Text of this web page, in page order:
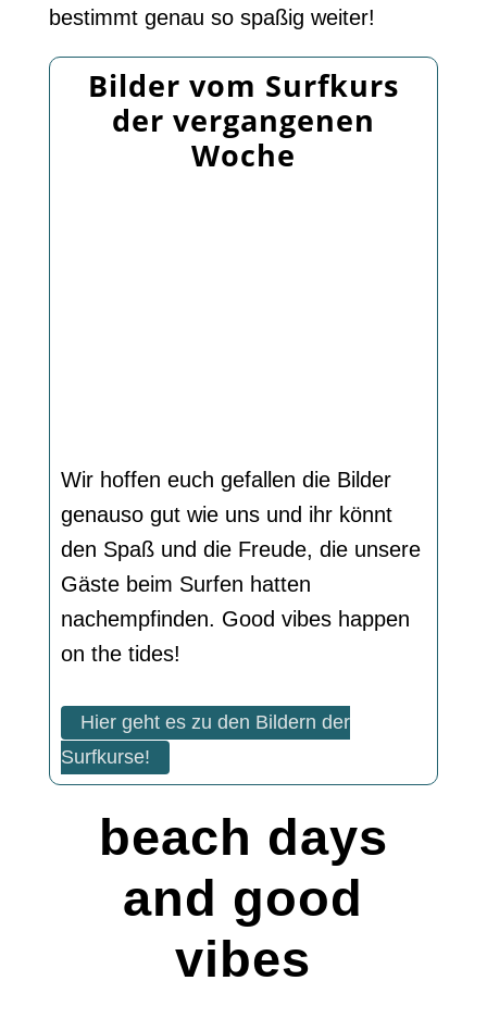
bestimmt genau so spaßig weiter!
Bilder vom Surfkurs
der vergangenen
Woche
Wir hoffen euch gefallen die Bilder
genauso gut wie uns und ihr könnt
den Spaß und die Freude, die unsere
Gäste beim Surfen hatten
nachempfinden. Good vibes happen
on the tides!
Hier geht es zu den Bildern der
Surfkurse!
beach days
and good
vibes